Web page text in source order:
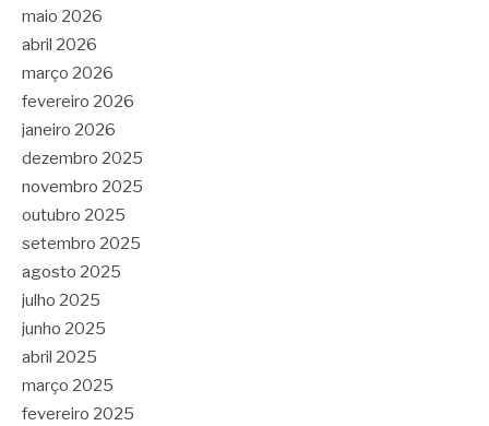
maio 2026
abril 2026
março 2026
fevereiro 2026
janeiro 2026
dezembro 2025
novembro 2025
outubro 2025
setembro 2025
agosto 2025
julho 2025
junho 2025
abril 2025
março 2025
fevereiro 2025